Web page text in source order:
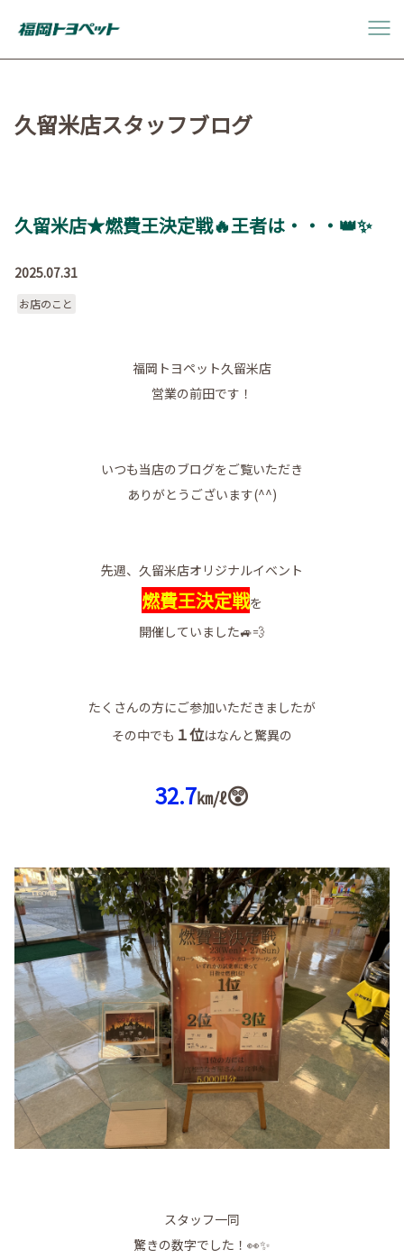
久留米店スタッフブログ
久留米店★燃費王決定戦🔥王者は・・・👑✨
2025.07.31
お店のこと
福岡トヨペット久留米店
営業の前田です！
いつも当店のブログをご覧いただき
ありがとうございます(^^)
先週、久留米店オリジナルイベント
燃費王決定戦を
開催していました🚙💨
たくさんの方にご参加いただきましたが
その中でも １位はなんと驚異の
32.7㎞/ℓ😲
スタッフ一同
驚きの数字でした！👀✨